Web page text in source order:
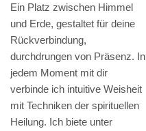
Ein Platz zwischen Himmel
und Erde, gestaltet für deine
Rückverbindung,
durchdrungen von Präsenz. In
jedem Moment mit dir
verbinde ich intuitive Weisheit
mit Techniken der spirituellen
Heilung. Ich biete unter